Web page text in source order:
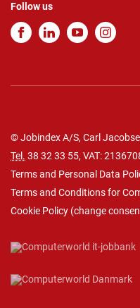
Follow us
© Jobindex A/S, Carl
Tel. 38 32 33 55, VAT:
Terms and Personal Data
Terms and Conditions for
Cookie Policy (change